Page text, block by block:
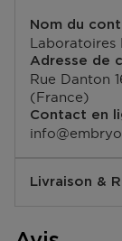
Nom du
Laboratoires
Adresse de
Rue Danton
(France)
Contact en
Livraison &